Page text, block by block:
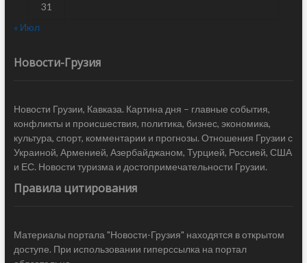
31
« Июл
Новости-Грузия
Новости Грузии, Кавказа. Картина дня – главные события,
конфликты и происшествия, политика, бизнес, экономика,
культура, спорт, комментарии и прогнозы. Отношения Грузии с
Украиной, Арменией, Азербайджаном, Турцией, Россией, США
и ЕС. Новости туризма и достопримечательности Грузии.
Правила цитирования
Материалы портала "Новости-Грузия" находятся в открытом
доступе. При использовании гиперссылка на портал